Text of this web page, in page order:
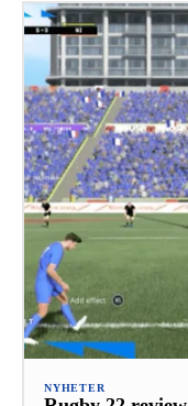
NYHETER